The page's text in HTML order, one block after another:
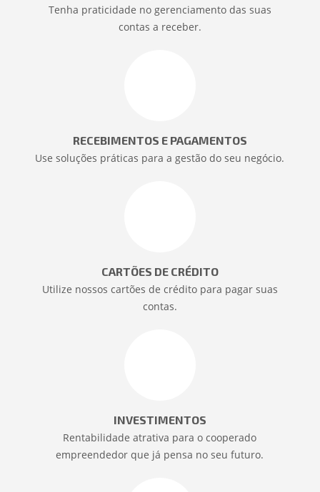
Tenha praticidade no gerenciamento das suas
contas a receber.
RECEBIMENTOS E PAGAMENTOS
Use soluções práticas para a gestão do seu negócio.
CARTÕES DE CRÉDITO
Utilize nossos cartões de crédito para pagar suas
contas.
INVESTIMENTOS
Rentabilidade atrativa para o cooperado
empreendedor que já pensa no seu futuro.